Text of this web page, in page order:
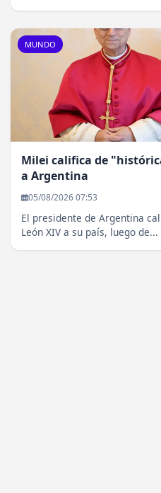
MUNDO
Milei califica de
a Argentina
05/08/2026 07:53
El presidente de Argentina
León XIV a su país, luego de...